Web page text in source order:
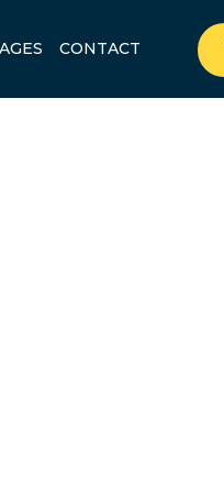
CONTACT